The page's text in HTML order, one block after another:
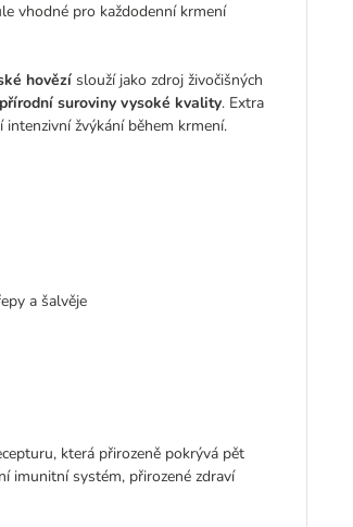
vhodné pro každodenní krmení
hovězí slouží jako zdroj živočišných
přírodní suroviny vysoké kvality. Extra
žvýkání během krmení.
a šalvěje
která přirozeně pokrývá pět
imunitní systém, přirozené zdraví